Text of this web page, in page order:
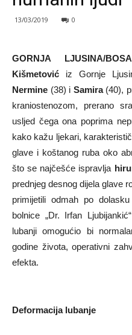
13/03/2019 0
GORNJA LJUSINA/
Kišmetović iz Gornje
Nermine (38) i Samira(40),
kraniostenozom, prerano
usljed čega ona poprima
kako kažu ljekari,
glave i koštanog ruba oko
što se najčešće ispravlja
prednjeg desnog dijela glave
primijetili odmah po
bolnice „Dr. Irfan
lubanji omogućio bi
godine života, operativni
efekta.
Deformacija lubanje